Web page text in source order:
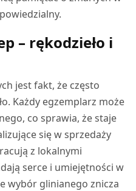
– rękodzieło i
jest fakt, że często
Każdy egzemplarz może
co sprawia, że staje
się w sprzedaży
z lokalnymi
serce i umiejętności w
wybór glinianego znicza